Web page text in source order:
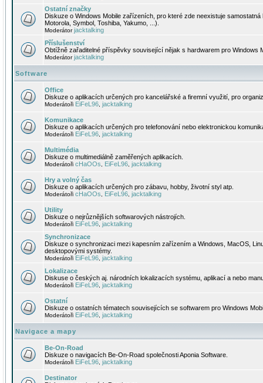
Ostatní značky
Diskuze o Windows Mobile zařízeních, pro které zde neexistuje
Motorola, Symbol, Toshiba, Yakumo, ...).
Moderátorjacktalking
Příslušenství
Obtížně zařaditelné příspěvky související nějak s hardwarem pro Windows
Moderátorjacktalking
Software
Office
Diskuze o aplikacích určených pro kancelářské a firemní využití, pro
Moderátoři EiFeL96 jacktalking
Komunikace
Diskuze o aplikacích určených pro telefonování nebo elektronickou
Moderátoři EiFeL96 jacktalking
Multimédia
Diskuze o multimediálně zaměřených aplikacích.
Moderátoři cHaOOs EiFeL96 jacktalking
Hry a volný čas
Diskuze o aplikacích určených pro zábavu, hobby, životní styl atp.
Moderátoři cHaOOs EiFeL96 jacktalking
Utility
Diskuze o nejrůznějších softwarových nástrojích.
Moderátoři EiFeL96 jacktalking
Synchronizace
Diskuze o synchronizaci mezi kapesním zařízením a Windows, MacOS,
desktopovými systémy.
Moderátoři EiFeL96 jacktalking
Lokalizace
Diskuse o českých aj. národních lokalizacích systému, aplikací a nebo
Moderátoři EiFeL96 jacktalking
Ostatní
Diskuze o ostatních tématech souvisejících se softwarem pro Windows
Moderátoři EiFeL96 jacktalking
Navigace a mapy
Be-On-Road
Diskuze o navigacích Be-On-Road společnosti Aponia Software.
Moderátoři EiFeL96 jacktalking
Destinator